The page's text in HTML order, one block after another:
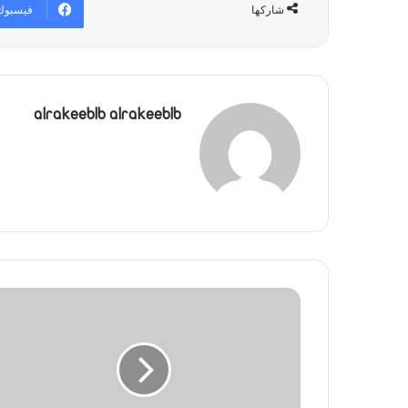
شاركها
alrakeeblb alrakeeblb